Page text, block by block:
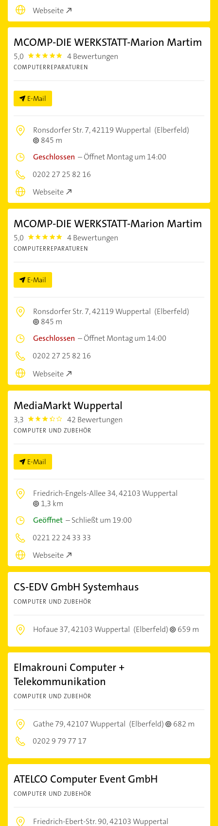
Webseite
MCOMP-DIE WERKSTATT-Marion Martim
5,0 5.0 4 Bewertungen
COMPUTERREPARATUREN
E-Mail
Ronsdorfer Str. 7,42119 Wuppertal (Elberfeld)
845 m
Geschlossen –Öffnet Montag um 14:00
0202 27 25 82 16
Webseite
MCOMP-DIE WERKSTATT-Marion Martim
5,0 5.0 4 Bewertungen
COMPUTERREPARATUREN
E-Mail
Ronsdorfer Str. 7,42119 Wuppertal (Elberfeld)
845 m
Geschlossen –Öffnet Montag um 14:00
0202 27 25 82 16
Webseite
MediaMarkt Wuppertal
3,3 3.3 42 Bewertungen
COMPUTER UND ZUBEHÖR
E-Mail
Friedrich-Engels-Allee 34,42103 Wuppertal
1,3 km
Geöffnet –Schließt um 19:00
0221 22 24 33 33
Webseite
CS-EDV GmbH Systemhaus
COMPUTER UND ZUBEHÖR
Hofaue 37,42103 Wuppertal (Elberfeld) 659 m
Elmakrouni Computer +
Telekommunikation
COMPUTER UND ZUBEHÖR
Gathe 79,42107 Wuppertal (Elberfeld)
682 m
0202 9 79 77 17
ATELCO Computer Event GmbH
COMPUTER UND ZUBEHÖR
Friedrich-Ebert-Str. 90,42103 Wuppertal